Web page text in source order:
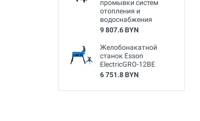
промывки систем
отопления и
водоснабжения
9 807.6 BYN
Желобонакатной
станок Esson
ElectricGRO-12BE
6 751.8 BYN